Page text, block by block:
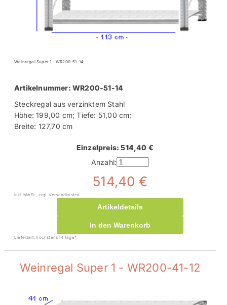
Weinregal Super 1 - WR200-51-14
Artikelnummer: WR200-51-14
Steckregal aus verzinktem Stahl
Höhe: 199,00 cm; Tiefe: 51,00 cm;
Breite: 127,70 cm
Einzelpreis: 514,40 €
Anzahl:
514,40 €
inkl. MwSt., zzgl. Versandkosten
Artikeldetails
In den Warenkorb
Lieferzeit: höchstens 14 Tage*
Weinregal Super 1 - WR200-41-12